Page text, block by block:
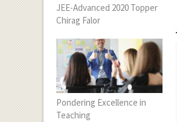
JEE-Advanced 2020 Topper
Chirag Falor
Pondering Excellence in
Teaching